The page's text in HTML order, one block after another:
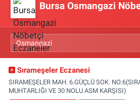
Bursa Osmangazi
Sırameşeler Eczanesi
SIRAMEŞELER MAH. 6.GÜÇLÜ SOK.
MUHTARLIĞI VE 30 NOLU ASM KARŞISI)